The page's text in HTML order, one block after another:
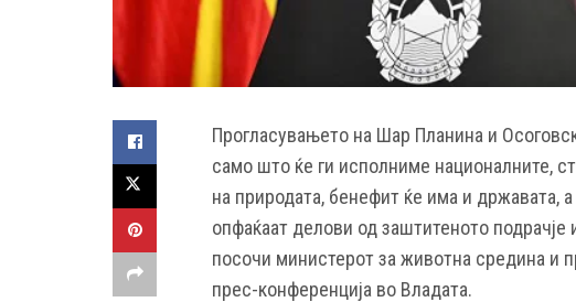
Прогласувањето на Шар Планина и
само што ќе ги исполниме националните,
на природата, бенефит ќе има и државата,
опфаќаат делови од заштитеното
посочи министерот за животна средина и
прес-конференција во Владата.